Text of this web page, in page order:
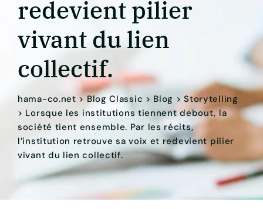
redevient pilier
vivant du lien
collectif.
hama-co.net >Blog Classic > Blog >Storytelling
> Lorsque les institutions tiennent debout, la
société tient ensemble. Par les récits,
l’institution retrouve sa voix et redevient pilier
vivant du lien collectif.